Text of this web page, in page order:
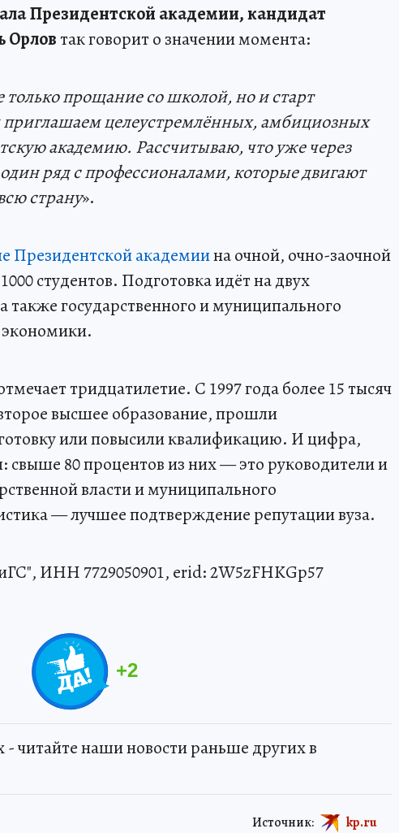
Президентской академии, кандидат
Орловтак говорит о значении момента:
прощание со школой, но и старт
целеустремлённых, амбициозных
академию. Рассчитываю, что уже через
один ряд с профессионалами, которые двигают
страну».
Президентской академиина очной, очно-заочной
студентов. Подготовка идёт на двух
государственного и муниципального
тридцатилетие. С 1997 года более 15 тысяч
высшее образование, прошли
или повысили квалификацию. И цифра,
свыше 80 процентов из них — это руководители и
власти и муниципального
— лучшее подтверждение репутации вуза.
ИНН 7729050901, erid: 2W5zFHKGp57
+2
читайте наши новости раньше других в
Источник: kp.ru